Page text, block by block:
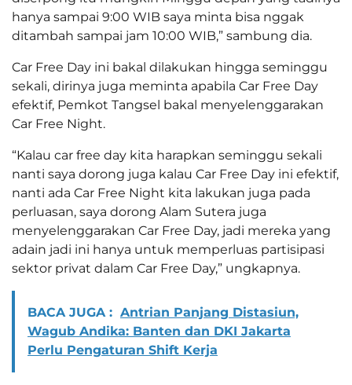
hanya sampai 9:00 WIB saya minta bisa nggak
ditambah sampai jam 10:00 WIB,” sambung dia.
Car Free Day ini bakal dilakukan hingga seminggu
sekali, dirinya juga meminta apabila Car Free Day
efektif, Pemkot Tangsel bakal menyelenggarakan
Car Free Night.
“Kalau car free day kita harapkan seminggu sekali
nanti saya dorong juga kalau Car Free Day ini efektif,
nanti ada Car Free Night kita lakukan juga pada
perluasan, saya dorong Alam Sutera juga
menyelenggarakan Car Free Day, jadi mereka yang
adain jadi ini hanya untuk memperluas partisipasi
sektor privat dalam Car Free Day,” ungkapnya.
BACA JUGA : Antrian Panjang Distasiun,
Wagub Andika: Banten dan DKI Jakarta
Perlu Pengaturan Shift Kerja